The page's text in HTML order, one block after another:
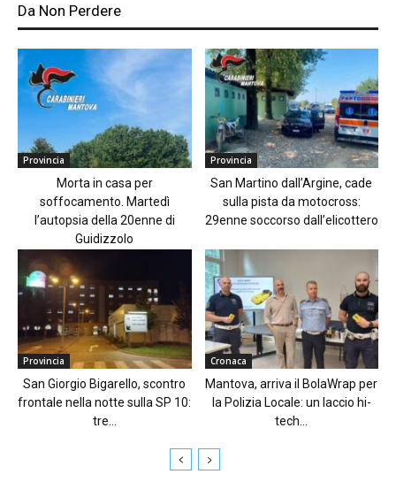
Da Non Perdere
Provincia
Morta in casa per
soffocamento. Martedì
l’autopsia della 20enne di
Guidizzolo
Provincia
San Martino dall’Argine, cade
sulla pista da motocross:
29enne soccorso dall’elicottero
Provincia
San Giorgio Bigarello, scontro
frontale nella notte sulla SP 10:
tre...
Cronaca
Mantova, arriva il BolaWrap per
la Polizia Locale: un laccio hi-
tech...